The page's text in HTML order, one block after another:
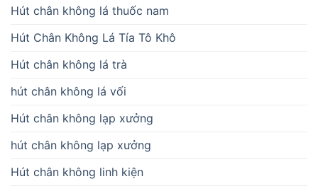
Hút chân không lá thuốc nam
Hút Chân Không Lá Tía Tô Khô
Hút chân không lá trà
hút chân không lá vối
Hút chân không lạp xưởng
hút chân không lạp xưởng
Hút chân không linh kiện